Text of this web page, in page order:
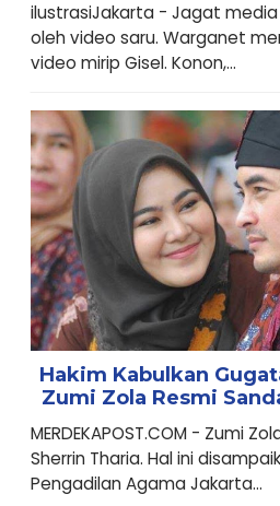
ilustrasiJakarta - Jagat
oleh video saru. Warganet
video mirip Gisel. Konon,...
Hakim Kabulkan
Zumi Zola Resmi
MERDEKAPOST.COM - Zumi
Sherrin Tharia. Hal ini
Pengadilan Agama Jakarta...